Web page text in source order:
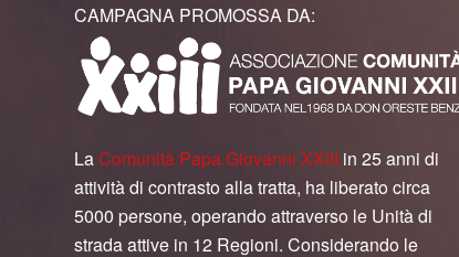
CAMPAGNA PROMOSSA DA:
LaComunità Papa Giovanni XXIII in 25 anni di
attività di contrasto alla tratta, ha liberato circa
5000 persone, operando attraverso le Unità di
strada attive in 12 Regioni. Considerando le